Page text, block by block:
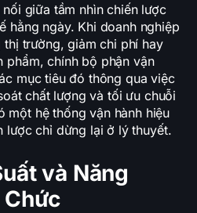
giữa tầm nhìn chiến lược
hằng ngày. Khi doanh nghiệp
trường, giảm chi phí hay
phẩm, chính bộ phận vận
mục tiêu đó thông qua việc
chất lượng và tối ưu chuỗi
một hệ thống vận hành hiệu
lược chỉ dừng lại ở lý thuyết.
và Năng
Chức